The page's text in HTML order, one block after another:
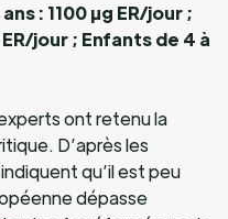
: 1100 µg ER/jour ;
jour ; Enfants de 4 à
ont retenu la
D’après les
qu’il est peu
dépasse